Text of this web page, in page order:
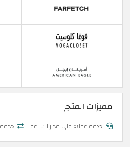
مميزات المتجر
خدمة عملاء على مدار الساعة خدمة